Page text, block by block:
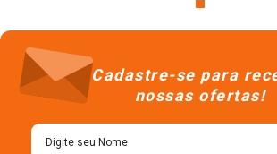
Cadastre-se para
nossas ofertas!